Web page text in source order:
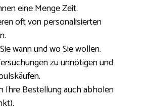
eine Menge Zeit.
oft von personalisierten
wann und wo Sie wollen.
zu unnötigen und
Ihre Bestellung auch abholen